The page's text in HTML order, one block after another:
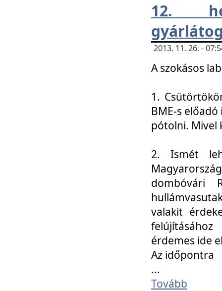
12.
2013. 11. 26. -
A szokásos
1.
BME-s
pótolni. Mivel
2. Ismét
dombóvári
valakit
érdemes ide
Az időpontra
...
Tovább